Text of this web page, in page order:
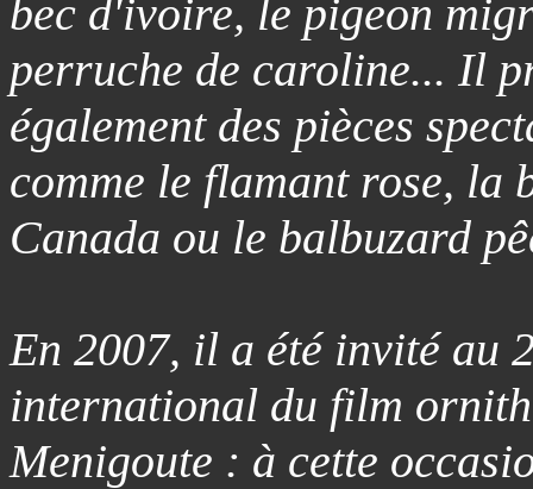
bec d'ivoire, le pigeon
perruche de caroline... Il
également des pièces
comme le flamant rose, la
Canada ou le balbuzard
En 2007, il a été invité au
international du film
Menigoute : à cette